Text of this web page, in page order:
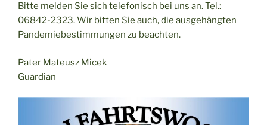
Bitte melden Sie sich telefonisch bei uns an. Tel.:
06842-2323. Wir bitten Sie auch, die ausgehängten
Pandemiebestimmungen zu beachten.
Pater Mateusz Micek
Guardian